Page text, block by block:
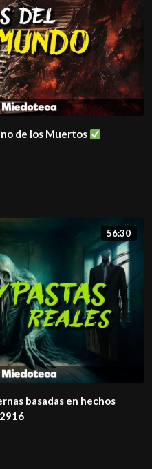
de los Muertos
56:30
basadas en hechos